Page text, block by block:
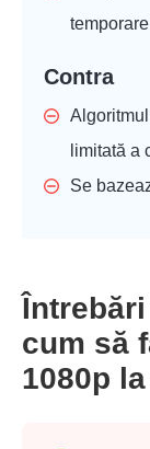
Contra
limitată a
Se
cum să
1080p